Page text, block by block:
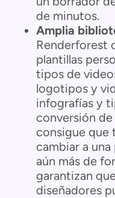
de minutos.
Amplia
Renderforest
plantillas
tipos de
logotipos y
infografías y
conversión
consigue que
cambiar a
aún más de
garantizan
diseñadores